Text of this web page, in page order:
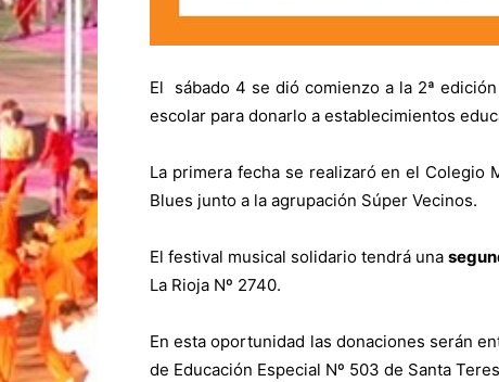
El sábado 4 se dió comienzo a la 2ª
escolar para donarlo a establecimientos
La primera fecha se realizaró en el Colegio
Blues junto a la agrupación Súper Vecinos.
El festival musical solidario tendrá una
La Rioja Nº 2740.
En esta oportunidad las donaciones serán
de Educación Especial Nº 503 de Santa